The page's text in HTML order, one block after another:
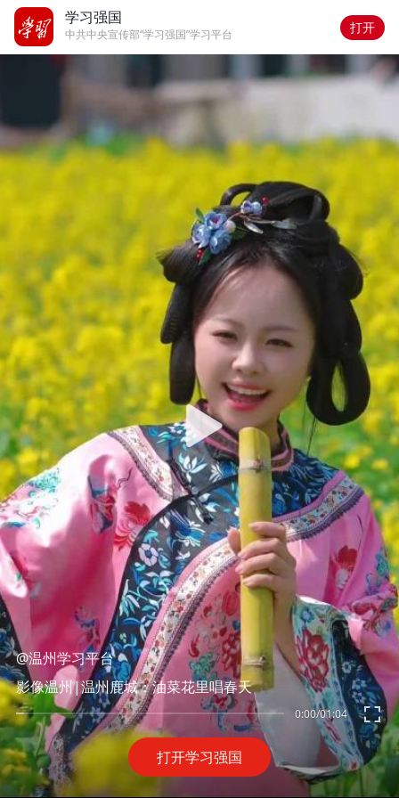
学习强国
中共中央宣传部“学习强国”学习平台 打开
打开学习强国
0:00/01:04
@温州学习平台
影像温州|温州鹿城：油菜花里唱春天